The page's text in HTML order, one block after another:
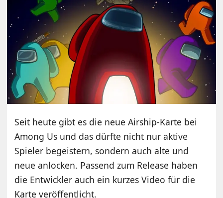
Seit heute gibt es die neue Airship-Karte bei
Among Us und das dürfte nicht nur aktive
Spieler begeistern, sondern auch alte und
neue anlocken. Passend zum Release haben
die Entwickler auch ein kurzes Video für die
Karte veröffentlicht.